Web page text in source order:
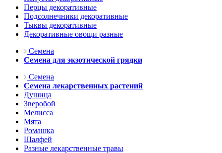
Перцы декоративные
Подсолнечники декоративные
Тыквы декоративные
Декоративные овощи разные
Семена
Семена для экзотической грядки
Семена
Семена лекарственных растений
Душица
Зверобой
Мелисса
Мята
Ромашка
Шалфей
Разные лекарственные травы